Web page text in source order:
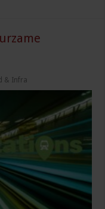
& Infra